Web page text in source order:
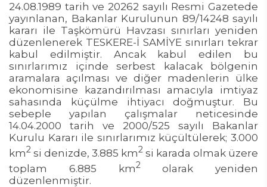
24.08.1989 tarih ve 20262 sayılı Resmi Gazetede
yayınlanan, Bakanlar Kurulunun 89/14248 sayılı
kararı ile Taşkömürü Havzası sınırları yeniden
düzenlenerek TESKERE-İ SAMİYE sınırları tekrar
kabul edilmiştir. Ancak kabul edilen bu
sınırlarımız içinde serbest kalacak bölgenin
aramalara açılması ve diğer madenlerin ülke
ekonomisine kazandırılması amacıyla imtiyaz
sahasında küçülme ihtiyacı doğmuştur. Bu
sebeple yapılan çalışmalar neticesinde
14.04.2000 tarih ve 2000/525 sayılı Bakanlar
Kurulu Kararı ile sınırlarımız küçültülerek; 3.000
km2 si denizde, 3.885 km2 si karada olmak üzere
toplam 6.885 km2olarak yeniden
düzenlenmiştir.